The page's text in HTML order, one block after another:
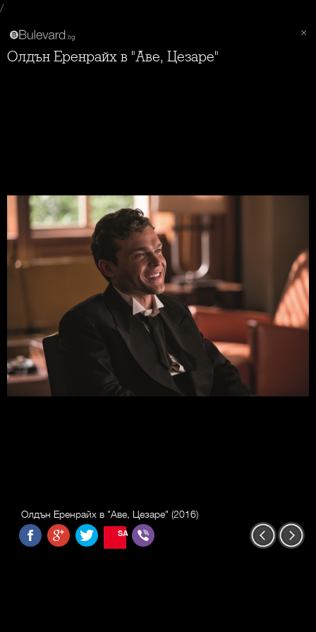
/
Олдън Еренрайх в "Аве, Цезаре"
Олдън Еренрайх в "Аве, Цезаре" (2016)
SAVE